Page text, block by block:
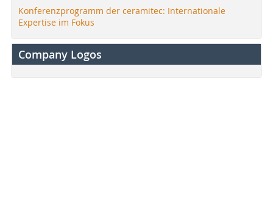
Konferenzprogramm der ceramitec: Internationale
Expertise im Fokus
Company Logos